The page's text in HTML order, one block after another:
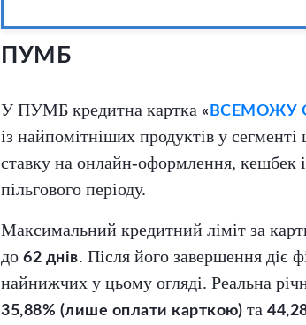
ПУМБ
У ПУМБ кредитна картка « ВСЕМОЖУ
із найпомітніших продуктів у
ставку на онлайн-оформлення, кешбек
пільгового періоду.
Максимальний кредитний ліміт за
до 62 днів. Після його завершення діє
найнижчих у цьому огляді. Реальна
35,88% (лише оплати карткою) та